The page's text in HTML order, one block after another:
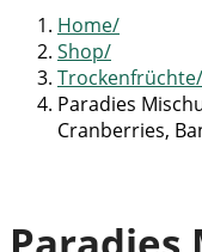
Home
Shop
Trockenfrüchte
Paradies
Cranberries,